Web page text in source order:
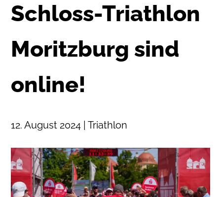
Schloss-Triathlon
Moritzburg sind
online!
12. August 2024 | Triathlon